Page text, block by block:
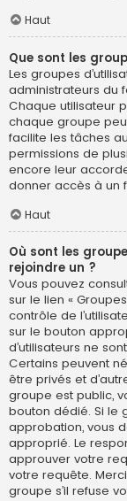
Haut
Que sont les
Les groupes
administrateurs du
Chaque utilisateur
chaque groupe
facilite les tâches
permissions de
encore leur
donner accès à un
Haut
Où sont les
rejoindre un ?
Vous pouvez
sur le lien «
contrôle de
sur le bouton
d’utilisateurs ne
Certains peuvent
être privés et
groupe est public,
bouton dédié. Si le
approbation, vous
approprié. Le
approuver votre
votre requête.
groupe s’il refuse